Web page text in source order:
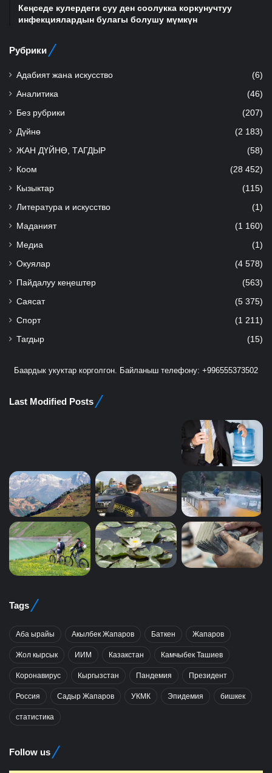
Кеңседе кулердеги суу ден соолукка коркунучтуу
инфекциялардын булагы болушу мүмкүн
Рубрики
Адабият жана искусство (6)
Аналитика (46)
Без рубрики (207)
Дүйнө (2 183)
ЖАН ДҮЙНӨ, ТАГДЫР (58)
Коом (28 452)
Кызыктар (115)
Литература и искусство (1)
Маданият (1 160)
Медиа (1)
Окуялар (4 578)
Пайдалуу кеңештер (563)
Саясат (5 375)
Спорт (1 211)
Тагдыр (15)
Баардык укуктар корголгон. Байланыш телефону: +996555373502
Last Modified Posts
Tags
Аба ырайы Акылбек Жапаров Баткен Жапаров
Жол кырсык ИИМ Казакстан Камчыбек Ташиев
Коронавирус Кыргызстан Пандемия Президент
Россия Садыр Жапаров УКМК Эпидемия бишкек
статистика
Follow us